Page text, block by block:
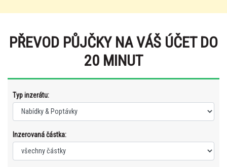
PŘEVOD PŮJČKY NA VÁŠ ÚČET DO
20 MINUT
Typ inzerátu:
Inzerovaná částka: